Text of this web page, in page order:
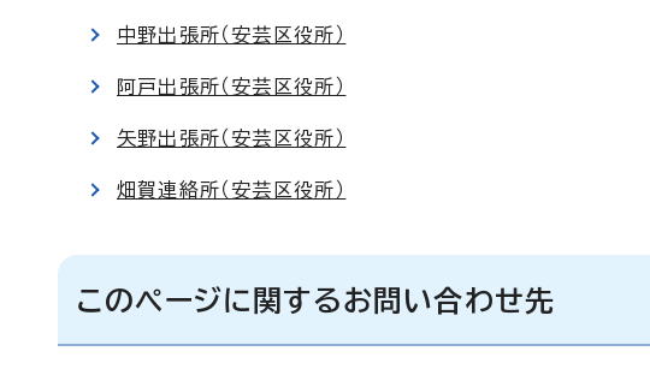
中野出張所（安芸区役所）
阿戸出張所（安芸区役所）
矢野出張所（安芸区役所）
畑賀連絡所（安芸区役所）
このページに関するお問い合わせ先